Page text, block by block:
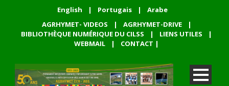
English | Portugais |
Arabe
AGRHYMET- VIDEOS
| AGRHYMET-DRIVE
|
BIBLIOTHÈQUE NUMÉRIQUE DU CILSS
| LIENS UTILES
|
WEBMAIL
| CONTACT |